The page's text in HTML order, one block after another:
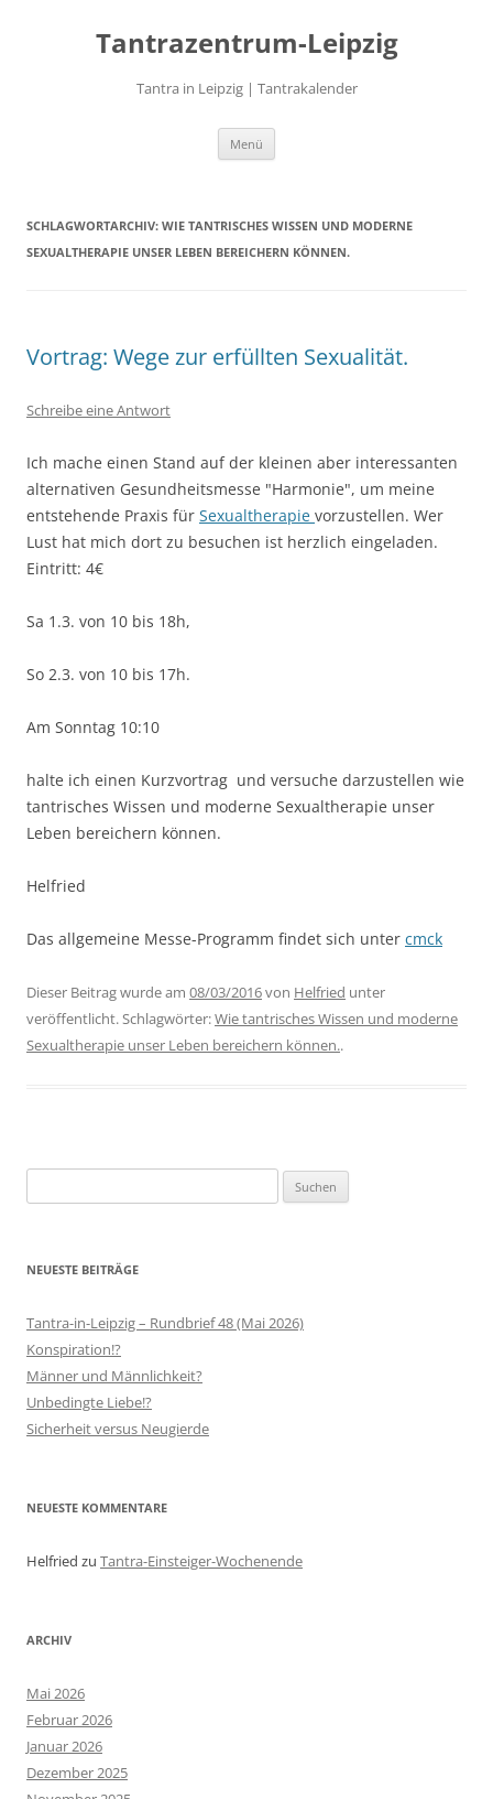
Tantrazentrum-Leipzig
Tantra in Leipzig | Tantrakalender
Menü
SCHLAGWORTARCHIV: WIE TANTRISCHES WISSEN UND MODERNE
SEXUALTHERAPIE UNSER LEBEN BEREICHERN KÖNNEN.
Vortrag: Wege zur erfüllten Sexualität.
Schreibe eine Antwort
Ich mache einen Stand auf der kleinen aber interessanten
alternativen Gesundheitsmesse "Harmonie", um meine
entstehende Praxis für Sexualtherapie vorzustellen. Wer
Lust hat mich dort zu besuchen ist herzlich eingeladen.
Eintritt: 4€
Sa 1.3. von 10 bis 18h,
So 2.3. von 10 bis 17h.
Am Sonntag 10:10
halte ich einen Kurzvortrag und versuche darzustellen wie
tantrisches Wissen und moderne Sexualtherapie unser
Leben bereichern können.
Helfried
Das allgemeine Messe-Programm findet sich unter cmck
Dieser Beitrag wurde am 08/03/2016von Helfried unter
veröffentlicht. Schlagwörter:Wie tantrisches Wissen und moderne
Sexualtherapie unser Leben bereichern können..
nach:
NEUESTE BEITRÄGE
Tantra-in-Leipzig – Rundbrief 48 (Mai 2026)
Konspiration!?
Männer und Männlichkeit?
Unbedingte Liebe!?
Sicherheit versus Neugierde
NEUESTE KOMMENTARE
Helfried zu Tantra-Einsteiger-Wochenende
ARCHIV
Mai 2026
Februar 2026
Januar 2026
Dezember 2025